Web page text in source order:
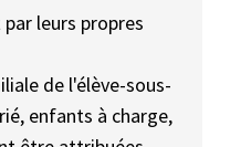
leurs propres
de l'élève-sous-
enfants à charge,